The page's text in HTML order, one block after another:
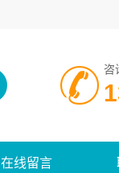
咨
在线留言